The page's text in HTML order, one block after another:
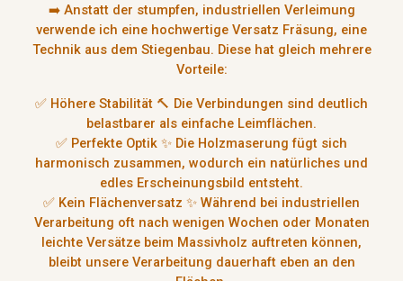
➡️ Anstatt der stumpfen, industriellen Verleimung
verwende ich eine hochwertige Versatz Fräsung, eine
Technik aus dem Stiegenbau. Diese hat gleich mehrere
Vorteile:
✅ Höhere Stabilität 🔨 Die Verbindungen sind deutlich
belastbarer als einfache Leimflächen.
✅ Perfekte Optik ✨ Die Holzmaserung fügt sich
harmonisch zusammen, wodurch ein natürliches und
edles Erscheinungsbild entsteht.
✅ Kein Flächenversatz ✨ Während bei industriellen
Verarbeitung oft nach wenigen Wochen oder Monaten
leichte Versätze beim Massivholz auftreten können,
bleibt unsere Verarbeitung dauerhaft eben an den